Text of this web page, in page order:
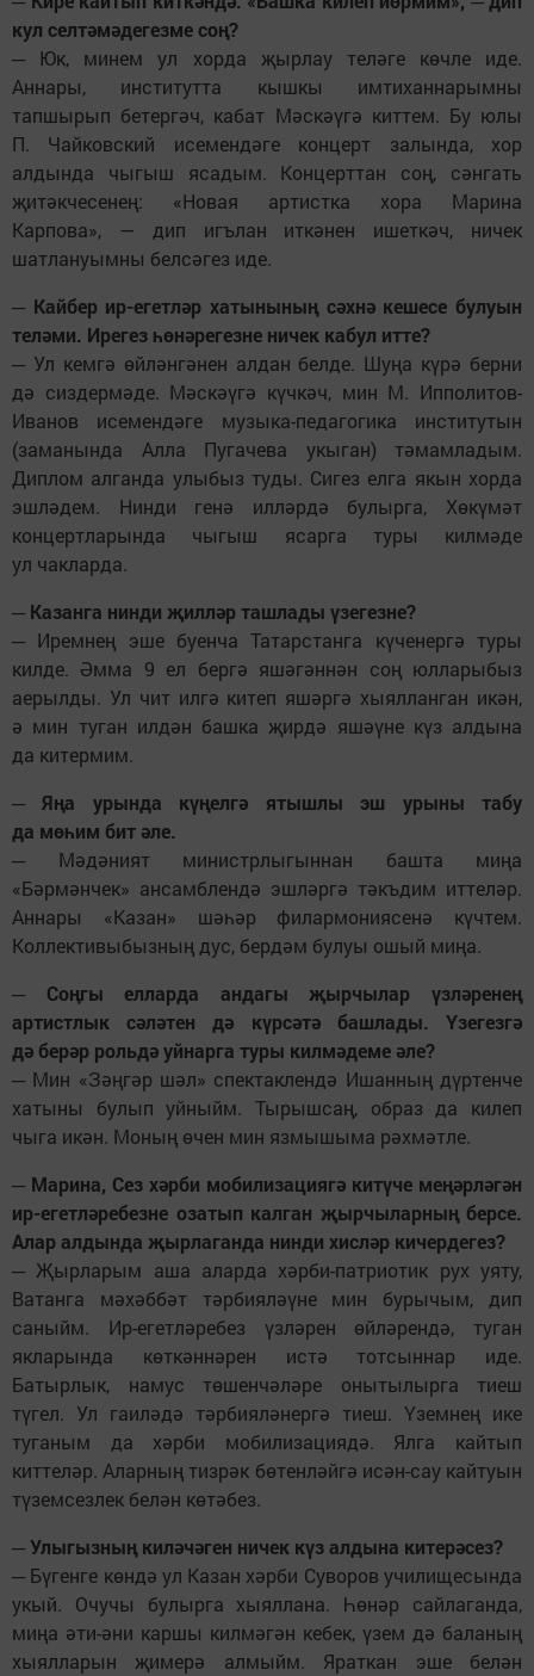
кул селтәмәдегезме соң?
─ Юк, минем ул хорда җырлау теләге көчле иде.
Аннары, институтта кышкы имтиханнарымны
тапшырып бетергәч, кабат Мәскәүгә киттем. Бу юлы
П. Чайковский исемендәге концерт залында, хор
алдында чыгыш ясадым. Концерттан соң, сәнгать
җитәкчесенең: «Новая артистка хора Марина
Карпова», — дип игълан иткәнен ишеткәч, ничек
шатлануымны белсәгез иде.
─ Кайбер ир-егетләр хатынының сәхнә кешесе булуын
теләми. Ирегез һөнәрегезне ничек кабул итте?
─ Ул кемгә өйләнгәнен алдан белде. Шуңа күрә берни
дә сиздермәде. Мәскәүгә күчкәч, мин М. Ипполитов-
Иванов исемендәге музыка-педагогика институтын
(заманында Алла Пугачева укыган) тәмамладым.
Диплом алганда улыбыз туды. Сигез елга якын хорда
эшләдем. Нинди генә илләрдә булырга, Хөкүмәт
концертларында чыгыш ясарга туры килмәде
ул чакларда.
─ Казанга нинди җилләр ташлады үзегезне?
─ Иремнең эше буенча Татарстанга күченергә туры
килде. Әмма 9 ел бергә яшәгәннән соң юлларыбыз
аерылды. Ул чит илгә китеп яшәргә хыялланган икән,
ә мин туган илдән башка җирдә яшәүне күз алдына
да китермим.
─ Яңа урында күңелгә ятышлы эш урыны табу
да мөһим бит әле.
─ Мәдәният министрлыгыннан башта миңа
«Бәрмәнчек» ансамблендә эшләргә тәкъдим иттеләр.
Аннары «Казан» шәһәр филармониясенә күчтем.
Коллективыбызның дус, бердәм булуы ошый миңа.
─ Соңгы елларда андагы җырчылар үзләренең
артистлык сәләтен дә күрсәтә башлады. Үзегезгә
дә берәр рольдә уйнарга туры килмәдеме әле?
─ Мин «Зәңгәр шәл» спектаклендә Ишанның дүртенче
хатыны булып уйныйм. Тырышсаң, образ да килеп
чыга икән. Моның өчен мин язмышыма рәхмәтле.
─ Марина, Сез хәрби мобилизациягә китүче меңәрләгән
ир-егетләребезне озатып калган җырчыларның берсе.
Алар алдында җырлаганда нинди хисләр кичердегез?
─ Җырларым аша аларда хәрби-патриотик рух уяту,
Ватанга мәхәббәт тәрбияләүне мин бурычым, дип
саныйм. Ир-егетләребез үзләрен өйләрендә, туган
якларында көткәннәрен истә тотсыннар иде.
Батырлык, намус төшенчәләре онытылырга тиеш
түгел. Ул гаиләдә тәрбияләнергә тиеш. Үземнең ике
туганым да хәрби мобилизациядә. Ялга кайтып
киттеләр. Аларның тизрәк бөтенләйгә исән-сау кайтуын
түземсезлек белән көтәбез.
─ Улыгызның киләчәген ничек күз алдына китерәсез?
─ Бүгенге көндә ул Казан хәрби Суворов училищесында
укый. Очучы булырга хыяллана. Һөнәр сайлаганда,
миңа әти-әни каршы килмәгән кебек, үзем дә баланың
хыялларын җимерә алмыйм. Яраткан эше белән